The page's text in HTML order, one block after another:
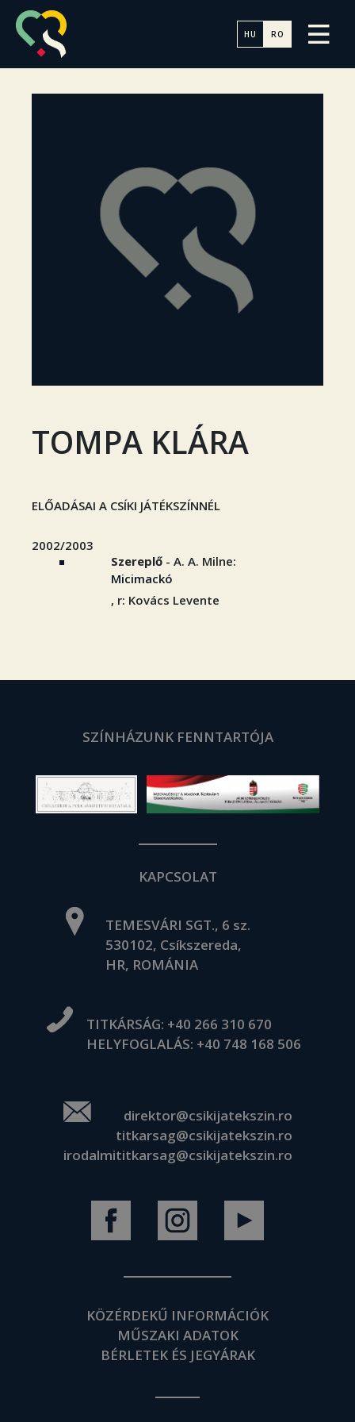
HU RO
TOMPA KLÁRA
ELŐADÁSAI A CSÍKI JÁTÉKSZÍNNÉL
2002/2003
Szereplő - A. A. Milne:
Micimackó
, r: Kovács Levente
SZÍNHÁZUNK FENNTARTÓJA
KAPCSOLAT
TEMESVÁRI SGT., 6 sz.
530102, Csíkszereda,
HR, ROMÁNIA
TITKÁRSÁG: +40 266 310 670
HELYFOGLALÁS: +40 748 168 506
direktor@csikijatekszin.ro
titkarsag@csikijatekszin.ro
irodalmititkarsag@csikijatekszin.ro
KÖZÉRDEKŰ INFORMÁCIÓK
MŰSZAKI ADATOK
BÉRLETEK ÉS JEGYÁRAK